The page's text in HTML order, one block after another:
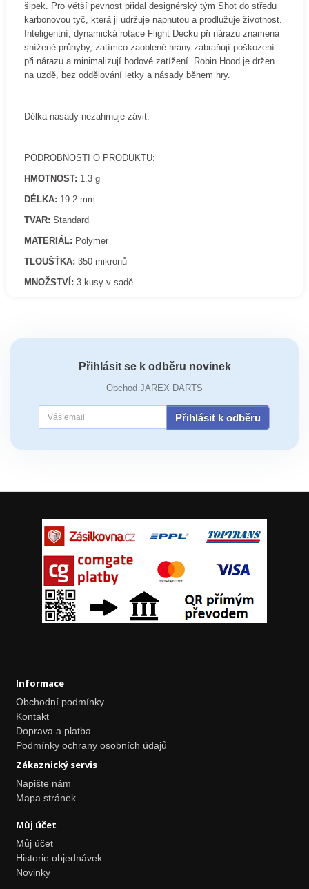
šipek. Pro větší pevnost přidal designérský tým Shot do středu
karbonovou tyč, která ji udržuje napnutou a prodlužuje životnost.
Inteligentní, dynamická rotace Flight Decku při nárazu znamená
snížené průhyby, zatímco zaoblené hrany zabraňují poškození
při nárazu a minimalizují bodové zatížení. Robin Hood je držen
na uzdě, bez oddělování letky a násady během hry.
Délka násady nezahrnuje závit.
PODROBNOSTI O PRODUKTU:
HMOTNOST:1.3 g
DÉLKA: 19.2 mm
TVAR:Standard
MATERIÁL: Polymer
TLOUŠŤKA: 350 mikronů
MNOŽSTVÍ: 3 kusy v sadě
Přihlásit se k odběru novinek
Obchod JAREX DARTS
Přihlásit k odběru
Informace
Obchodní podmínky
Kontakt
Doprava a platba
Podmínky ochrany osobních údajů
Zákaznický servis
Napište nám
Mapa stránek
Můj účet
Můj účet
Historie objednávek
Novinky